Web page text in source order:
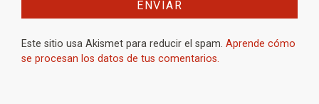
Este sitio usa Akismet para reducir el spam. Aprende cómo
se procesan los datos de tus comentarios.